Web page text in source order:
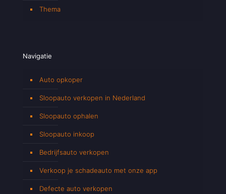
Thema
Navigatie
Auto opkoper
Sloopauto verkopen in Nederland
Sloopauto ophalen
Sloopauto inkoop
Bedrijfsauto verkopen
Verkoop je schadeauto met onze app
Defecte auto verkopen